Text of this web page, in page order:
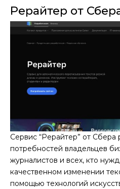
Рерайтер от
Сервис “Рерайтер” от Сбера
потребностей владельцев
журналистов и всех, кто
качественном изменении
помощью технологий